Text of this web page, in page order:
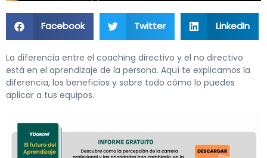
Facebook Twitter LinkedIn
La diferencia entre el coaching directivo y el no directivo
está en el aprendizaje de la persona. Aquí te explicamos la
diferencia, los beneficios y sobre todo cómo lo puedes
aplicar a tus equipos.